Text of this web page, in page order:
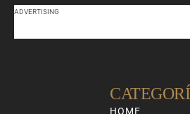
ADVERTISING
HOME